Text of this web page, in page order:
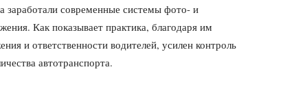
заработали современные системы фото- и
Как показывает практика, благодаря им
и ответственности водителей, усилен контроль
автотранспорта.